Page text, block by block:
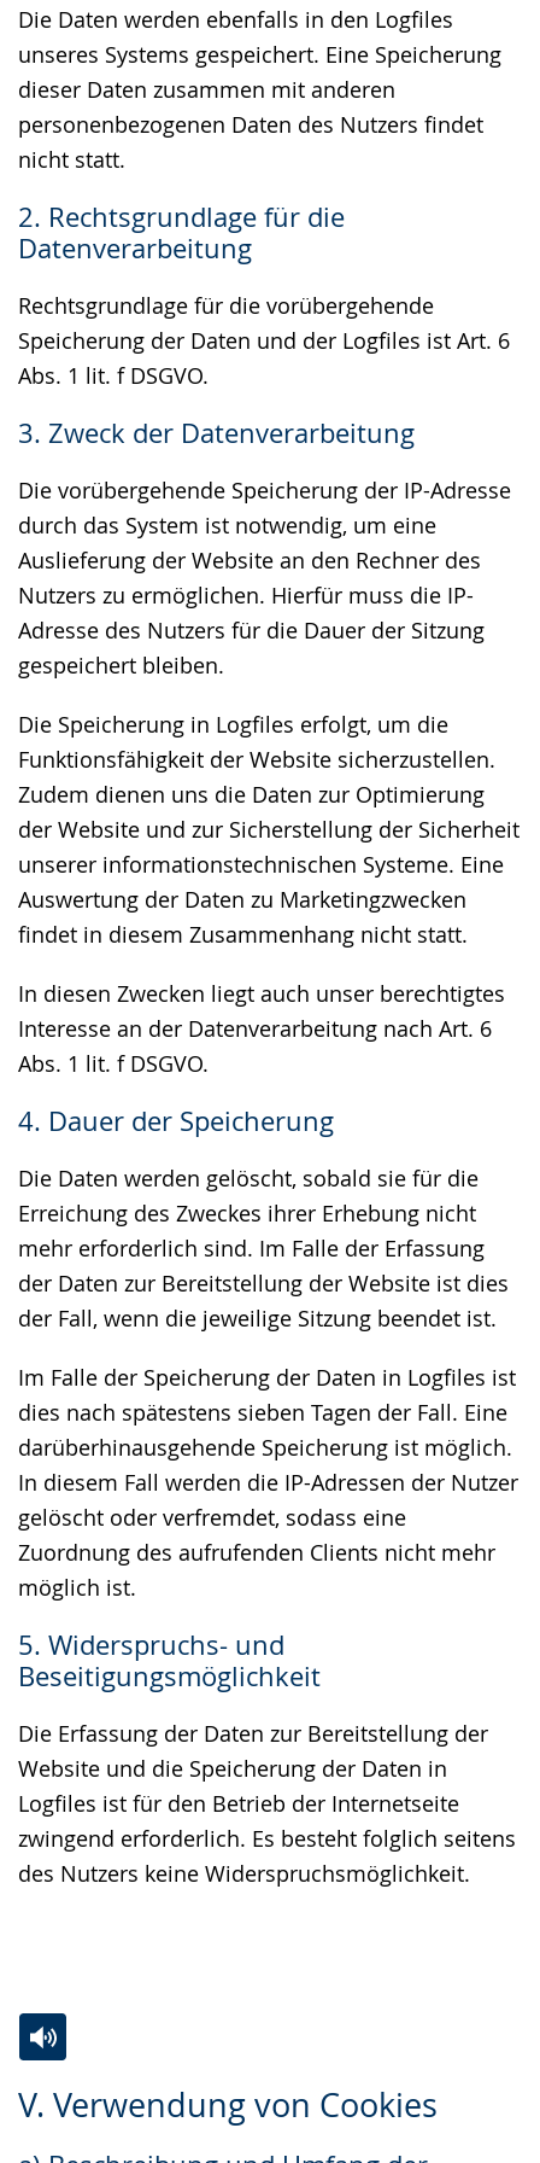
Die Daten werden ebenfalls in den Logfiles
unseres Systems gespeichert. Eine Speicherung
dieser Daten zusammen mit anderen
personenbezogenen Daten des Nutzers findet
nicht statt.
2. Rechtsgrundlage für die
Datenverarbeitung
Rechtsgrundlage für die vorübergehende
Speicherung der Daten und der Logfiles ist Art. 6
Abs. 1 lit. f DSGVO.
3. Zweck der Datenverarbeitung
Die vorübergehende Speicherung der IP-Adresse
durch das System ist notwendig, um eine
Auslieferung der Website an den Rechner des
Nutzers zu ermöglichen. Hierfür muss die IP-
Adresse des Nutzers für die Dauer der Sitzung
gespeichert bleiben.
Die Speicherung in Logfiles erfolgt, um die
Funktionsfähigkeit der Website sicherzustellen.
Zudem dienen uns die Daten zur Optimierung
der Website und zur Sicherstellung der Sicherheit
unserer informationstechnischen Systeme. Eine
Auswertung der Daten zu Marketingzwecken
findet in diesem Zusammenhang nicht statt.
In diesen Zwecken liegt auch unser berechtigtes
Interesse an der Datenverarbeitung nach Art. 6
Abs. 1 lit. f DSGVO.
4. Dauer der Speicherung
Die Daten werden gelöscht, sobald sie für die
Erreichung des Zweckes ihrer Erhebung nicht
mehr erforderlich sind. Im Falle der Erfassung
der Daten zur Bereitstellung der Website ist dies
der Fall, wenn die jeweilige Sitzung beendet ist.
Im Falle der Speicherung der Daten in Logfiles ist
dies nach spätestens sieben Tagen der Fall. Eine
darüberhinausgehende Speicherung ist möglich.
In diesem Fall werden die IP-Adressen der Nutzer
gelöscht oder verfremdet, sodass eine
Zuordnung des aufrufenden Clients nicht mehr
möglich ist.
5. Widerspruchs- und
Beseitigungsmöglichkeit
Die Erfassung der Daten zur Bereitstellung der
Website und die Speicherung der Daten in
Logfiles ist für den Betrieb der Internetseite
zwingend erforderlich. Es besteht folglich seitens
des Nutzers keine Widerspruchsmöglichkeit.
V. Verwendung von Cookies
Leichten
Audio-
Video